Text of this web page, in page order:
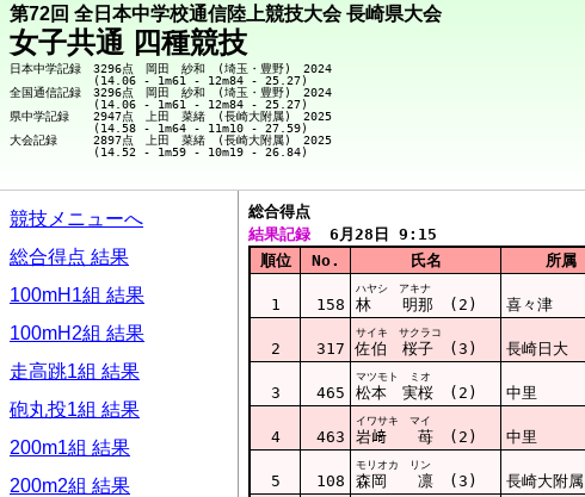
第72回 全日本中学校通信陸上競技大会 長崎県大会
女子共通 四種競技
日本中学記録　3296点　岡田　紗和　(埼玉・豊野)　2024
(14.06 - 1m61 - 12m84 - 25.27)
全国通信記録　3296点　岡田　紗和　(埼玉・豊野)　2024
(14.06 - 1m61 - 12m84 - 25.27)
県中学記録　　2947点　上田　菜緒　(長崎大附属)　2025
(14.58 - 1m64 - 11m10 - 27.59)
大会記録　　　2897点　上田　菜緒　(長崎大附属)　2025
競技メニューへ
総合得点 結果
100mH1組 結果
100mH2組 結果
走高跳1組 結果
砲丸投1組 結果
200m1組 結果
200m2組 結果
総合得点
結果記録
  6月28日 9:15
順位
No. 氏名 所属
1 158
ハヤシ アキナ
林 明那 (2) 喜々津
2 317
サイキ サクラコ
佐伯 桜子 (3) 長崎日大
3 465
マツモト ミオ
松本 実桜 (2) 中里
4 463
イワサキ マイ
岩﨑 苺 (2) 中里
5 108
モリオカ リン
森岡 凛 (3) 長崎大附属